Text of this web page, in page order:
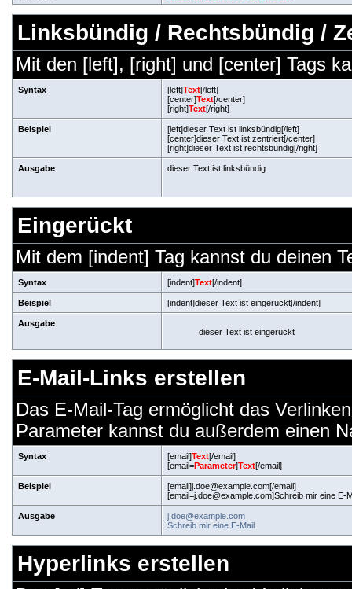
Linksbündig / Rechtsbündig /
Mit den [left], [right] und [center] Tags
Syntax [left]Text[/left]
[center]Text[/center]
[right]Text[/right]
Beispiel
[left]dieser Text ist linksbündig[/left]
[center]dieser Text ist zentriert[/center]
[right]dieser Text ist rechtsbündig[/right]
Ausgabe dieser Text ist linksbündig
Eingerückt
Mit dem [indent] Tag kannst du deinen
Syntax [indent]Text[/indent]
Beispiel [indent]dieser Text ist eingerückt[/indent]
Ausgabe
dieser Text ist eingerückt
E-Mail-Links erstellen
Das E-Mail-Tag ermöglicht das
Parameter kannst du außerdem einen
Syntax [email]Text[/email]
[email=Parameter]Text[/email]
Beispiel
[email]j.doe@example.com[/email]
[email=j.doe@example.com]Schreib mir eine E-
Ausgabe
j.doe@example.com
Schreib mir eine E-Mail
Hyperlinks erstellen